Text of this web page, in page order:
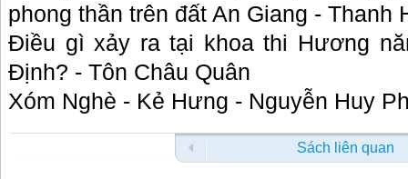
phong thần trên đất An Giang - Thanh
Điều gì xảy ra tại khoa thi Hương
Định? - Tôn Châu Quân
Xóm Nghè - Kẻ Hưng - Nguyễn Huy
Sách liên quan